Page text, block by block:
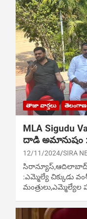
తాజా వార్తలు తెలంగాణ
MLA Sigudu
దాడి అమానుషం
12/11/2024 SIRA
సిరాన్యూస్,ఆదిలాబాద్‌
:ఎమ్మెల్యే చిక్కుడు
మంత్రులు,ఎమ్మెల్యేల